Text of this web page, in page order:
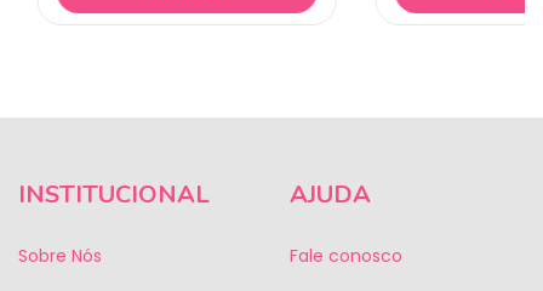
INSTITUCIONAL
Sobre Nós
AJUDA
Fale conosco